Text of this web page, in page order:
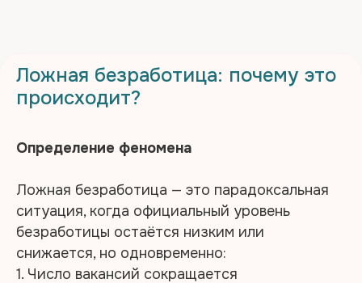
Ложная безработица: почему это
происходит?
Определение феномена
Ложная безработица — это парадоксальная
ситуация, когда официальный уровень
безработицы остаётся низким или
снижается, но одновременно:
1. Число вакансий сокращается